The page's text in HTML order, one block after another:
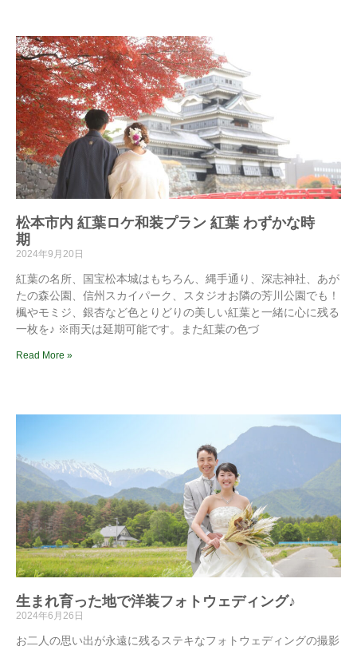
松本市内 紅葉ロケ和装プラン 紅葉 わずかな時
期
2024年9月20日
紅葉の名所、国宝松本城はもちろん、縄手通り、深志神社、あが
たの森公園、信州スカイパーク、スタジオお隣の芳川公園でも！
楓やモミジ、銀杏など色とりどりの美しい紅葉と一緒に心に残る
一枚を♪ ※雨天は延期可能です。また紅葉の色づ
Read More »
生まれ育った地で洋装フォトウェディング♪
2024年6月26日
お二人の思い出が永遠に残るステキなフォトウェディングの撮影